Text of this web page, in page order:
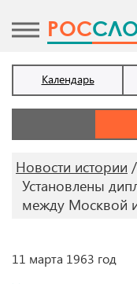
POC
Календарь
Новости истории
Установлены
между Москвой
11 марта 1963 год